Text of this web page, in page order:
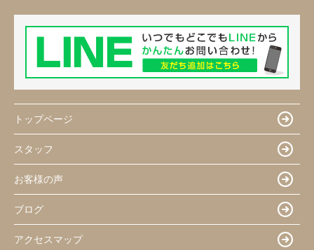
トップページ
スタッフ
お客様の声
ブログ
アクセスマップ